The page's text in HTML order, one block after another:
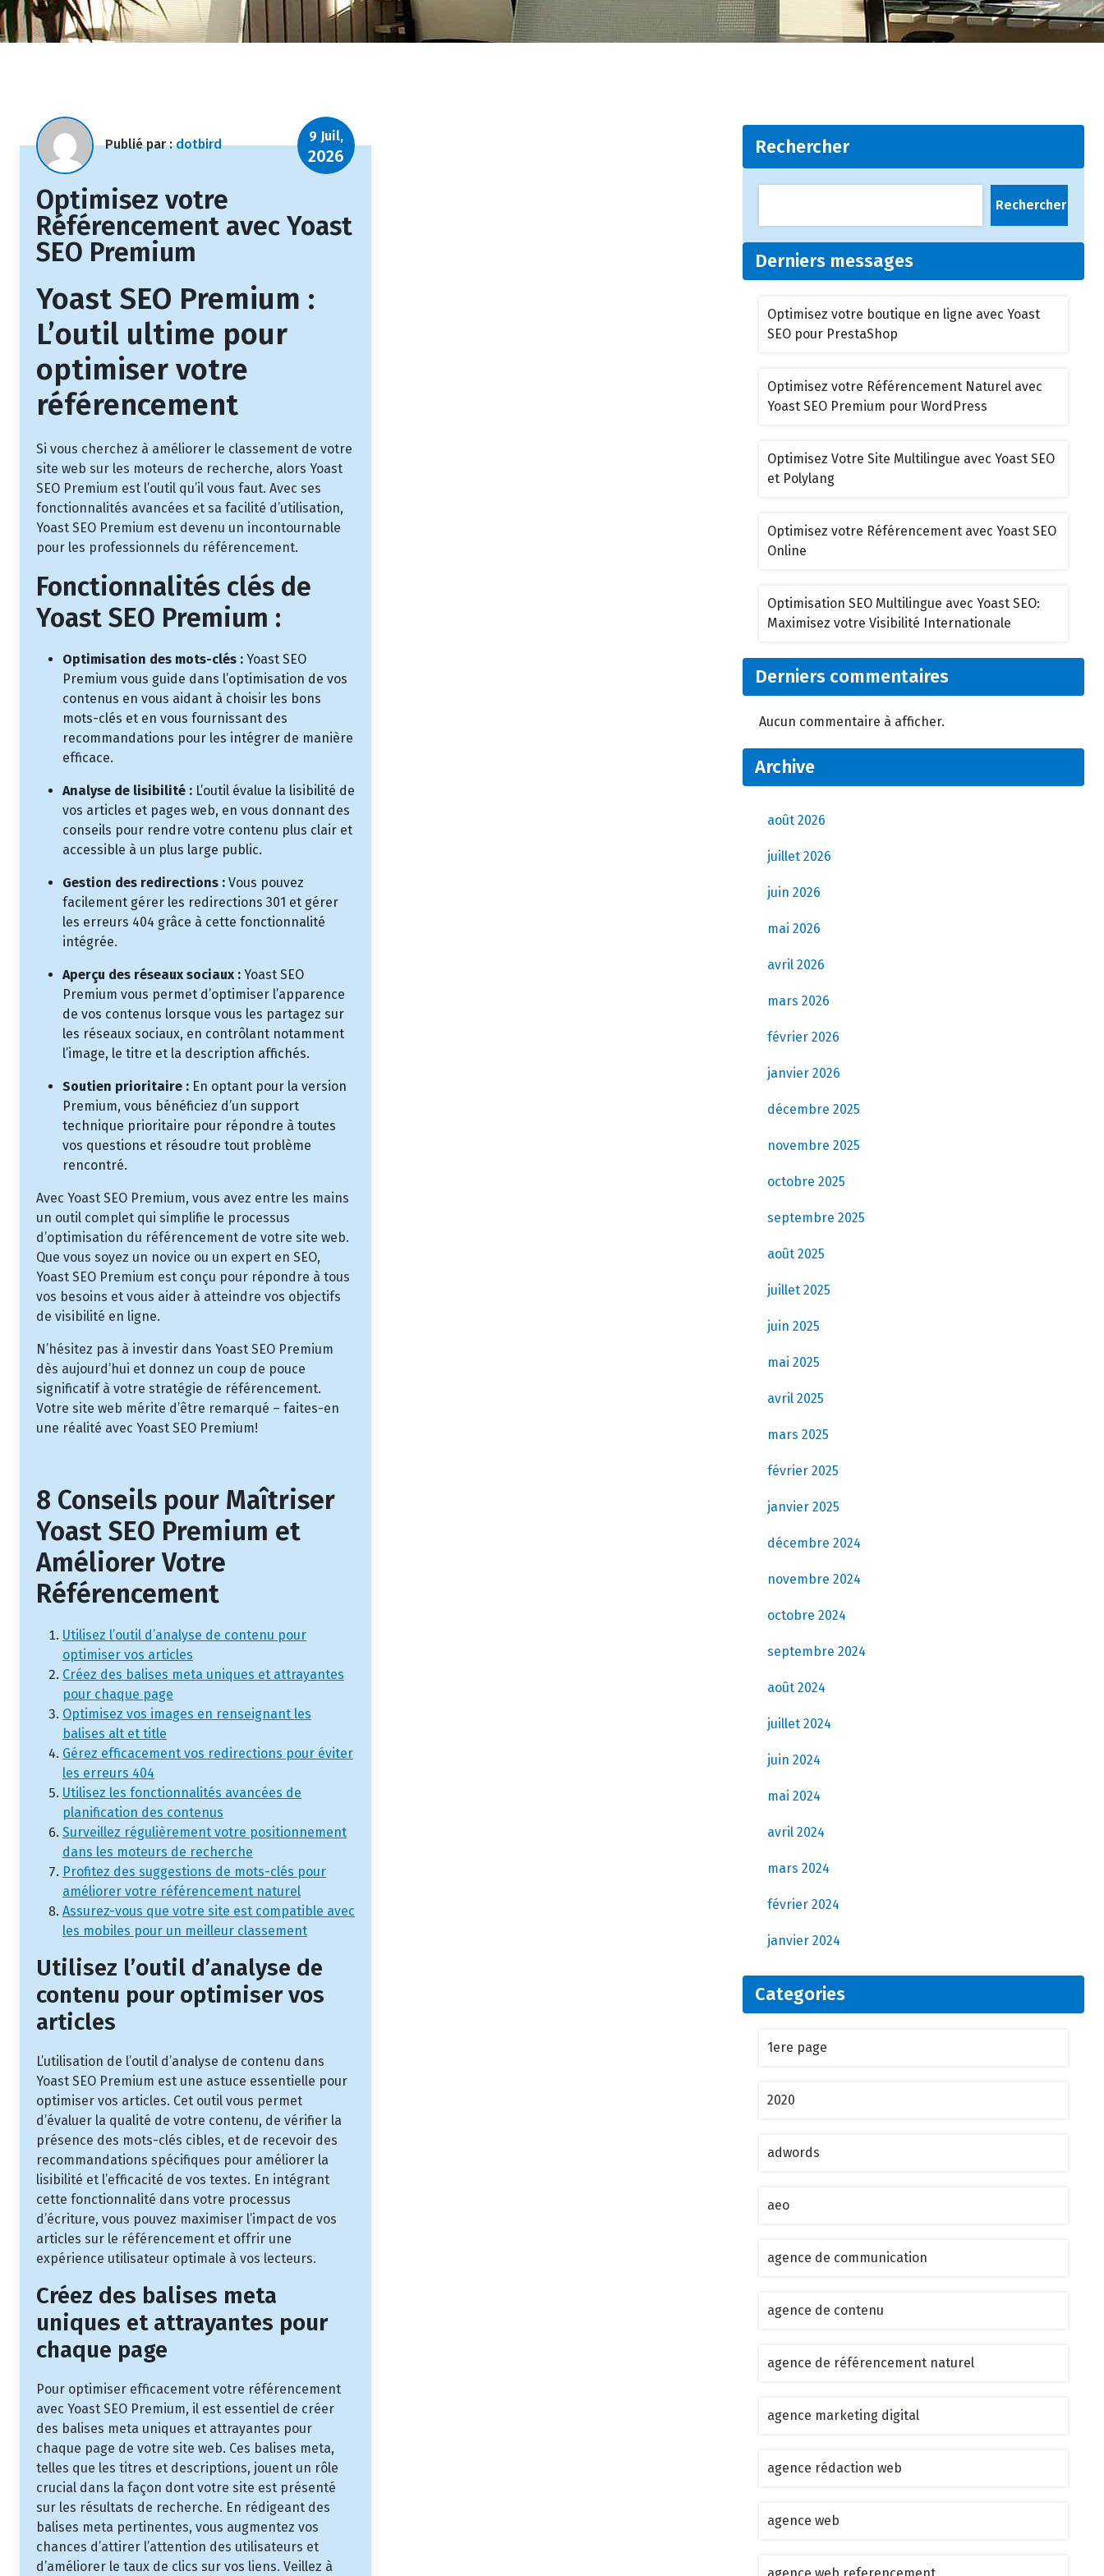
Publié par :dotbird
9 Juil,
2026
Optimisez votre
Référencement avec Yoast
SEO Premium
Yoast SEO Premium :
L’outil ultime pour
optimiser votre
référencement
Si vous cherchez à améliorer le classement de votre
site web sur les moteurs de recherche, alors Yoast
SEO Premium est l’outil qu’il vous faut. Avec ses
fonctionnalités avancées et sa facilité d’utilisation,
Yoast SEO Premium est devenu un incontournable
pour les professionnels du référencement.
Fonctionnalités clés de
Yoast SEO Premium :
Optimisation des mots-clés : Yoast SEO
Premium vous guide dans l’optimisation de vos
contenus en vous aidant à choisir les bons
mots-clés et en vous fournissant des
recommandations pour les intégrer de manière
efficace.
Analyse de lisibilité : L’outil évalue la lisibilité de
vos articles et pages web, en vous donnant des
conseils pour rendre votre contenu plus clair et
accessible à un plus large public.
Gestion des redirections : Vous pouvez
facilement gérer les redirections 301 et gérer
les erreurs 404 grâce à cette fonctionnalité
intégrée.
Aperçu des réseaux sociaux : Yoast SEO
Premium vous permet d’optimiser l’apparence
de vos contenus lorsque vous les partagez sur
les réseaux sociaux, en contrôlant notamment
l’image, le titre et la description affichés.
Soutien prioritaire : En optant pour la version
Premium, vous bénéficiez d’un support
technique prioritaire pour répondre à toutes
vos questions et résoudre tout problème
rencontré.
Avec Yoast SEO Premium, vous avez entre les mains
un outil complet qui simplifie le processus
d’optimisation du référencement de votre site web.
Que vous soyez un novice ou un expert en SEO,
Yoast SEO Premium est conçu pour répondre à tous
vos besoins et vous aider à atteindre vos objectifs
de visibilité en ligne.
N’hésitez pas à investir dans Yoast SEO Premium
dès aujourd’hui et donnez un coup de pouce
significatif à votre stratégie de référencement.
Votre site web mérite d’être remarqué – faites-en
une réalité avec Yoast SEO Premium!
8 Conseils pour Maîtriser
Yoast SEO Premium et
Améliorer Votre
Référencement
Utilisez l’outil d’analyse de contenu pour
optimiser vos articles
Créez des balises meta uniques et attrayantes
pour chaque page
Optimisez vos images en renseignant les
balises alt et title
Gérez efficacement vos redirections pour éviter
les erreurs 404
Utilisez les fonctionnalités avancées de
planification des contenus
Surveillez régulièrement votre positionnement
dans les moteurs de recherche
Profitez des suggestions de mots-clés pour
améliorer votre référencement naturel
Assurez-vous que votre site est compatible avec
les mobiles pour un meilleur classement
Utilisez l’outil d’analyse de
contenu pour optimiser vos
articles
L’utilisation de l’outil d’analyse de contenu dans
Yoast SEO Premium est une astuce essentielle pour
optimiser vos articles. Cet outil vous permet
d’évaluer la qualité de votre contenu, de vérifier la
présence des mots-clés cibles, et de recevoir des
recommandations spécifiques pour améliorer la
lisibilité et l’efficacité de vos textes. En intégrant
cette fonctionnalité dans votre processus
d’écriture, vous pouvez maximiser l’impact de vos
articles sur le référencement et offrir une
expérience utilisateur optimale à vos lecteurs.
Créez des balises meta
uniques et attrayantes pour
chaque page
Pour optimiser efficacement votre référencement
avec Yoast SEO Premium, il est essentiel de créer
des balises meta uniques et attrayantes pour
chaque page de votre site web. Ces balises meta,
telles que les titres et descriptions, jouent un rôle
crucial dans la façon dont votre site est présenté
sur les résultats de recherche. En rédigeant des
balises meta pertinentes, vous augmentez vos
chances d’attirer l’attention des utilisateurs et
d’améliorer le taux de clics sur vos liens. Veillez à
Rechercher
Rechercher
Derniers messages
Optimisez votre boutique en ligne avec Yoast
SEO pour PrestaShop
Optimisez votre Référencement Naturel avec
Yoast SEO Premium pour WordPress
Optimisez Votre Site Multilingue avec Yoast SEO
et Polylang
Optimisez votre Référencement avec Yoast SEO
Online
Optimisation SEO Multilingue avec Yoast SEO:
Maximisez votre Visibilité Internationale
Derniers commentaires
Aucun commentaire à afficher.
Archive
août 2026
juillet 2026
juin 2026
mai 2026
avril 2026
mars 2026
février 2026
janvier 2026
décembre 2025
novembre 2025
octobre 2025
septembre 2025
août 2025
juillet 2025
juin 2025
mai 2025
avril 2025
mars 2025
février 2025
janvier 2025
décembre 2024
novembre 2024
octobre 2024
septembre 2024
août 2024
juillet 2024
juin 2024
mai 2024
avril 2024
mars 2024
février 2024
janvier 2024
Categories
1ere page
2020
adwords
aeo
agence de communication
agence de contenu
agence de référencement naturel
agence marketing digital
agence rédaction web
agence web